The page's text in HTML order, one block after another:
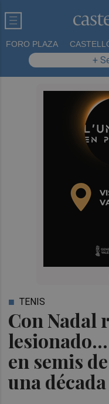
FORO PLAZA
+
Con Nadal
en semis
una
TENIS